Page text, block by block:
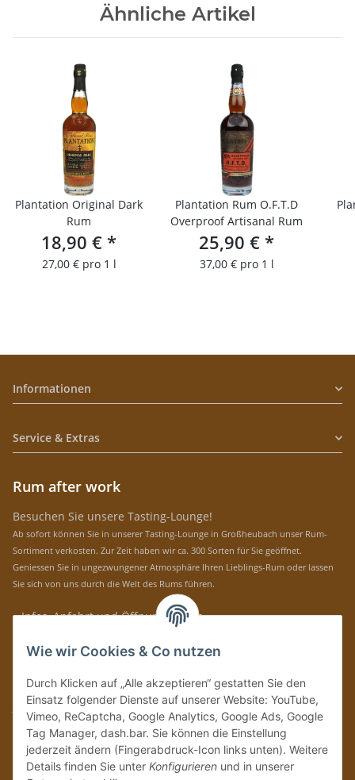
Ähnliche Artikel
Plantation Original Dark
Rum
18,90 € *
27,00 € pro 1 l
Plantation Rum O.F.T.D
Overproof Artisanal Rum
25,90 € *
37,00 € pro 1 l
Informationen
Service & Extras
Rum after work
Besuchen Sie unsere Tasting-Lounge!
Ab sofort können Sie in unserer Tasting-Lounge in Großheubach unser Rum-
Sortiment verkosten. Zur Zeit haben wir ca. 300 Sorten für Sie geöffnet.
Geniessen Sie in ungezwungener Atmosphäre Ihren Lieblings-Rum oder lassen
Sie sich von uns durch die Welt des Rums führen.
» Infos, Anfahrt und Öffnungszeiten
Immer auf dem Laufenden mit unseren aktuellen Rum-News!
Bitte senden Sie mir entsprechend IhrerDatenschutzerklärung
regelmäßig und
jederzeit widerruflich Informationen zu Ihrem Produktsortiment per E-Mail zu.
Vertrag widerrufen
Wie wir Cookies & Co nutzen
Durch Klicken auf „Alle akzeptieren“ gestatten Sie den
Einsatz folgender Dienste auf unserer Website: YouTube,
Vimeo, ReCaptcha, Google Analytics, Google Ads, Google
Tag Manager, dash.bar. Sie können die Einstellung
jederzeit ändern (Fingerabdruck-Icon links unten). Weitere
Details finden Sie unter Konfigurieren und in unserer